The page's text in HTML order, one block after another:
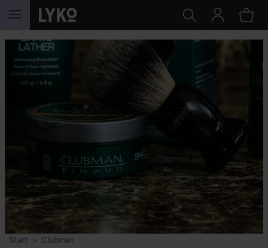
GA NAAR INHOUD
Start Clubman